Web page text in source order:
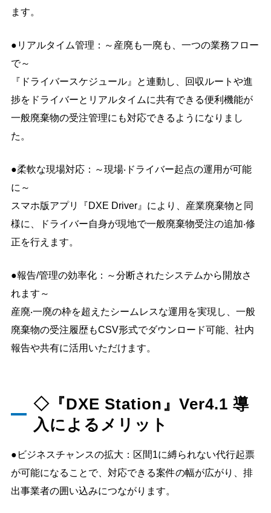
ます。
●リアルタイム管理：～産廃も一廃も、一つの業務フロー
で～
『ドライバースケジュール』と連動し、回収ルートや進
捗をドライバーとリアルタイムに共有できる便利機能が
一般廃棄物の受注管理にも対応できるようになりまし
た。
●柔軟な現場対応：～現場‧ドライバー起点の運用が可能
に～
スマホ版アプリ『DXE Driver』により、産業廃棄物と同
様に、ドライバー自身が現地で一般廃棄物受注の追加‧修
正を行えます。
●報告/管理の効率化：～分断されたシステムから開放さ
れます～
産廃‧一廃の枠を超えたシームレスな運用を実現し、一般
廃棄物の受注履歴もCSV形式でダウンロード可能、社内
報告や共有に活用いただけます。
◇『DXE Station』Ver4.1 導
入によるメリット
●ビジネスチャンスの拡大：区間1に縛られない代行起票
が可能になることで、対応できる案件の幅が広がり、排
出事業者の囲い込みにつながります。